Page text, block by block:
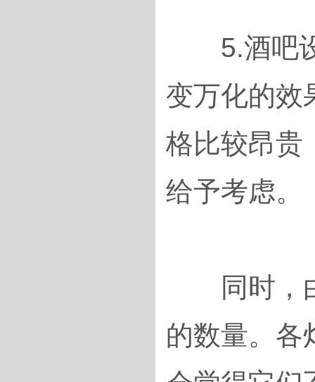
5.酒吧设
变万化的效
格比较昂贵
给予考虑。
同时，由
的数量。各